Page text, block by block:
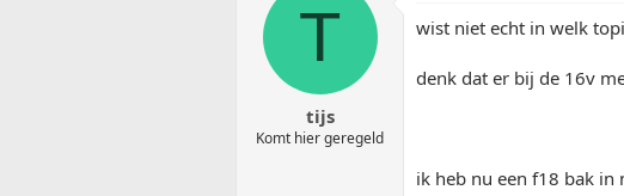
t
t
u
m
T
tijs
Komt hier geregeld
wist niet echt in welk
denk dat er bij de 16v
ik heb nu een f18 bak in